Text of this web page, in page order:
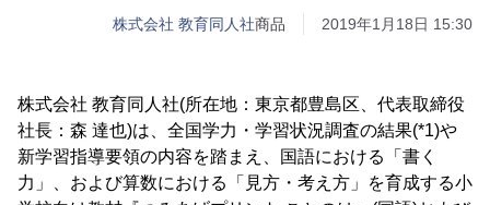
株式会社 教育同人社商品 2019年1月18日 15:30
株式会社 教育同人社(所在地：東京都豊島区、代表取締役
社長：森 達也)は、全国学力・学習状況調査の結果(*1)や
新学習指導要領の内容を踏まえ、国語における「書く
力」、および算数における「見方・考え方」を育成する小